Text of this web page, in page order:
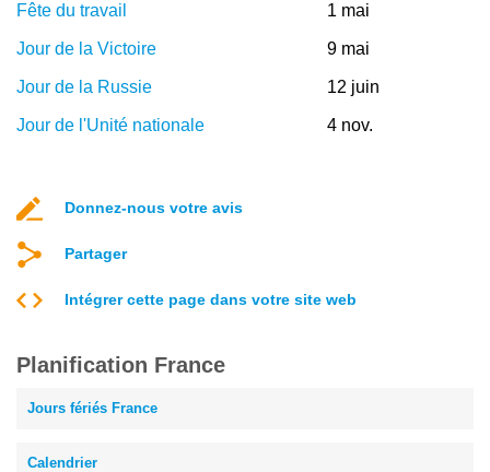
Fête du travail 1 mai
Jour de la Victoire 9 mai
Jour de la Russie 12 juin
Jour de l'Unité nationale 4 nov.
Donnez-nous votre avis
Partager
Intégrer cette page dans votre site web
Planification France
Jours fériés France
Calendrier